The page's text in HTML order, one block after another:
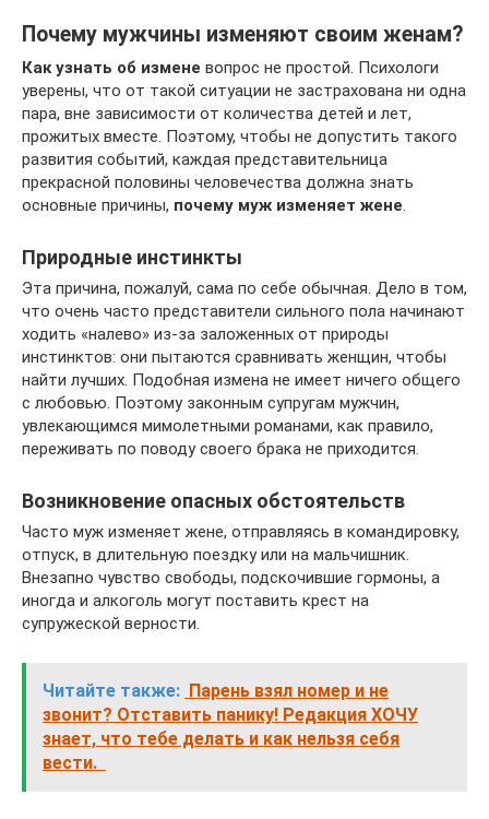
Почему мужчины изменяют своим женам?
Как узнать об измене вопрос не простой. Психологи
уверены, что от такой ситуации не застрахована ни одна
пара, вне зависимости от количества детей и лет,
прожитых вместе. Поэтому, чтобы не допустить такого
развития событий, каждая представительница
прекрасной половины человечества должна знать
основные причины, почему муж изменяет жене.
Природные инстинкты
Эта причина, пожалуй, сама по себе обычная. Дело в том,
что очень часто представители сильного пола начинают
ходить «налево» из-за заложенных от природы
инстинктов: они пытаются сравнивать женщин, чтобы
найти лучших. Подобная измена не имеет ничего общего
с любовью. Поэтому законным супругам мужчин,
увлекающимся мимолетными романами, как правило,
переживать по поводу своего брака не приходится.
Возникновение опасных обстоятельств
Часто муж изменяет жене, отправляясь в командировку,
отпуск, в длительную поездку или на мальчишник.
Внезапно чувство свободы, подскочившие гормоны, а
иногда и алкоголь могут поставить крест на
супружеской верности.
Читайте также: Парень взял номер и не
звонит? Отставить панику! Редакция ХОЧУ
знает, что тебе делать и как нельзя себя
вести.